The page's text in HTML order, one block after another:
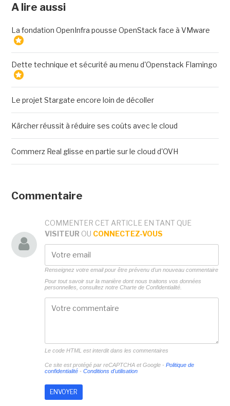
A lire aussi
La fondation OpenInfra pousse OpenStack face à VMware
Dette technique et sécurité au menu d'Openstack Flamingo
Le projet Stargate encore loin de décoller
Kärcher réussit à réduire ses coûts avec le cloud
Commerz Real glisse en partie sur le cloud d'OVH
Commentaire
COMMENTER CET ARTICLE EN TANT QUE
VISITEUR OU CONNECTEZ-VOUS
Renseignez votre email pour être prévenu d'un nouveau commentaire
Pour tout savoir sur la manière dont nous traitons vos données
personnelles, consultez notre Charte de Confidentialité.
Le code HTML est interdit dans les commentaires
Ce site est protégé par reCAPTCHA et Google - Politique de
confidentialité- Conditions d'utilisation